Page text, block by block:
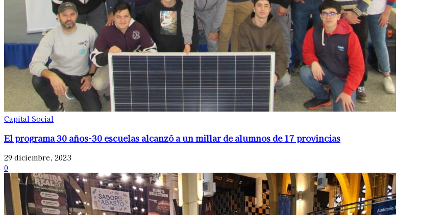
Capital Social
El programa 30 años-30 escuelas alcanzó a un millar de alumnos de 17 provincias
29 diciembre, 2023
0